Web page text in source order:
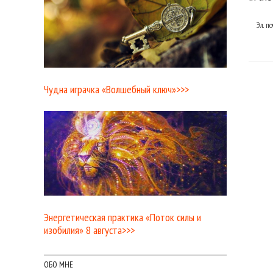
Эл.
Чудна играчка «Волшебный ключ»>>>
Энергетическая практика «Поток силы и
изобилия» 8 августа>>>
ОБО МНЕ